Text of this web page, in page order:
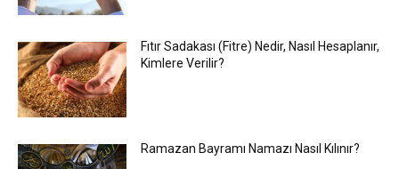
Fıtır Sadakası (Fitre) Nedir, Nasıl Hesaplanır,
Kimlere Verilir?
Ramazan Bayramı Namazı Nasıl Kılınır?